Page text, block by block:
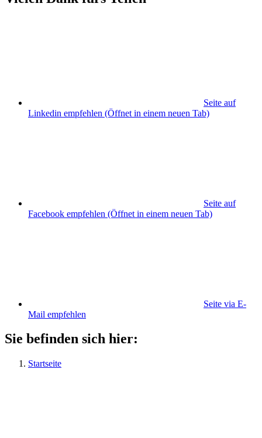
Seite auf
Linkedin empfehlen (Öffnet in einem neuen Tab)
Seite auf
Facebook empfehlen (Öffnet in einem neuen Tab)
Seite via E-
Mail empfehlen
Sie befinden sich hier:
Startseite